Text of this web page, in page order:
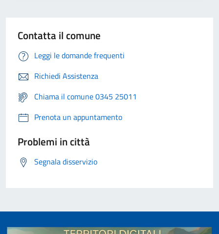
Contatta il comune
Leggi le domande frequenti
Richiedi Assistenza
Chiama il comune 0345 25011
Prenota un appuntamento
Problemi in città
Segnala disservizio